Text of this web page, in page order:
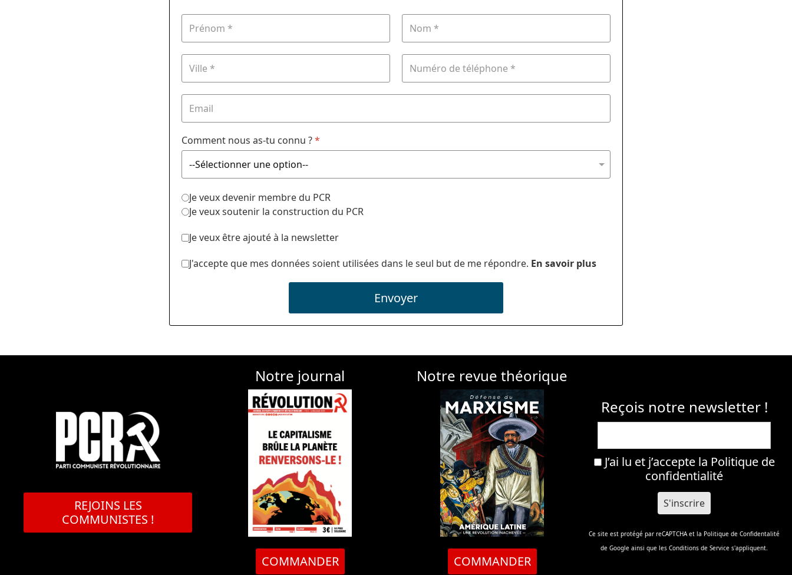
Comment nous as-tu connu ?*
Je veux devenir membre du PCR
Je veux soutenir la construction du PCR
Je veux être ajouté à la newsletter
J'accepte que mes données soient utilisées dans le seul but de me répondre. En savoir plus
Envoyer
REJOINS LES
COMMUNISTES !
Notre journal
COMMANDER
Notre revue théorique
COMMANDER
Reçois notre newsletter !
J’ai lu et j’accepte la Politique de
confidentialité
Ce site est protégé par reCAPTCHA et la Politique de Confidentalité
de Google ainsi que les Conditions de Service s'appliquent.